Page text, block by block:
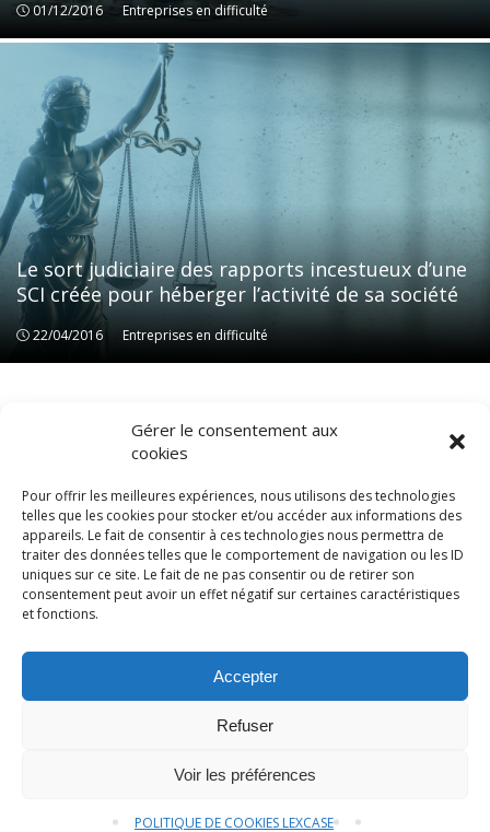
Gérer le consentement aux
cookies
Pour offrir les meilleures expériences, nous utilisons des technologies
telles que les cookies pour stocker et/ou accéder aux informations des
appareils. Le fait de consentir à ces technologies nous permettra de
traiter des données telles que le comportement de navigation ou les ID
uniques sur ce site. Le fait de ne pas consentir ou de retirer son
consentement peut avoir un effet négatif sur certaines caractéristiques
et fonctions.
Accepter
Refuser
Voir les préférences
POLITIQUE DE COOKIES LEXCASE
01/12/2016 Entreprises en difficulté
Entreprises en difficulté
Le sort judiciaire des rapports incestueux d’une
SCI créée pour héberger l’activité de sa société
22/04/2016 Entreprises en difficulté
Entreprises en difficulté
© LexCase 2026
Mentions légales
Politique de confidentialité
Conditions générales
web réalisé par 2cafes
Plaquette Contactez-nous